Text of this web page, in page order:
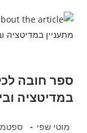
ספר חובה
במדיטציה
מוטי שפי ספטמבר